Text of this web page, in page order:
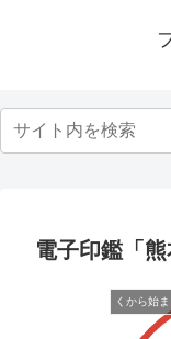
電子印鑑「
くから始